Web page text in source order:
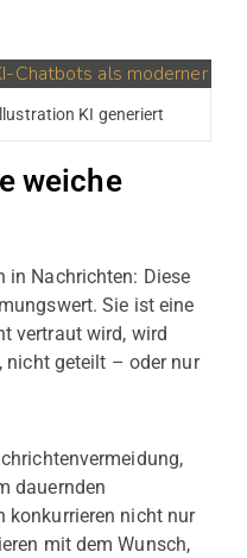
KI generiert
weiche
in Nachrichten: Diese
Sie ist eine
vertraut wird, wird
nicht geteilt – oder nur
dauernden
konkurrieren nicht nur
mit dem Wunsch,